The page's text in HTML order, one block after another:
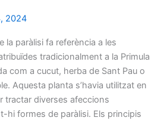
2024
la paràlisi fa referència a les
tradicionalment a la Primula
com a cucut, herba de Sant Pau o
Aquesta planta s’havia utilitzat en
tractar diverses afeccions
hi formes de paràlisi. Els principis